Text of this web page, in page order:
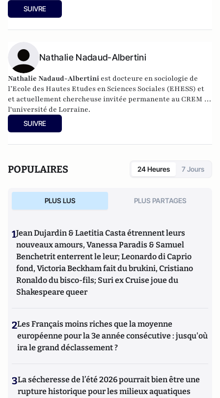
site
dominiqueboullier.com
"l'urbanité numérique.Essai sur la troisième ville en 2100
SUIVRE
Nathalie Nadaud-Albertini
Nathalie Nadaud-Albertini est docteure en sociologie de
l’Ecole des Hautes Etudes en Sciences Sociales (EHESS) et
et actuellement chercheuse invitée permanente au CREM de
l'université de Lorraine.
SUIVRE
POPULAIRES 24 Heures 7 Jours
PLUS LUS PLUS PARTAGES
1Jean Dujardin & Laetitia Casta étrennent leurs
nouveaux amours, Vanessa Paradis & Samuel
Benchetrit enterrent le leur; Leonardo di Caprio
fond, Victoria Beckham fait du brukini, Cristiano
Ronaldo du bisco-fils; Suri ex Cruise joue du
Shakespeare queer
2Les Français moins riches que la moyenne
européenne pour la 3e année consécutive : jusqu'où
ira le grand déclassement ?
3La sécheresse de l’été 2026 pourrait bien être une
rupture historique pour les milieux aquatiques